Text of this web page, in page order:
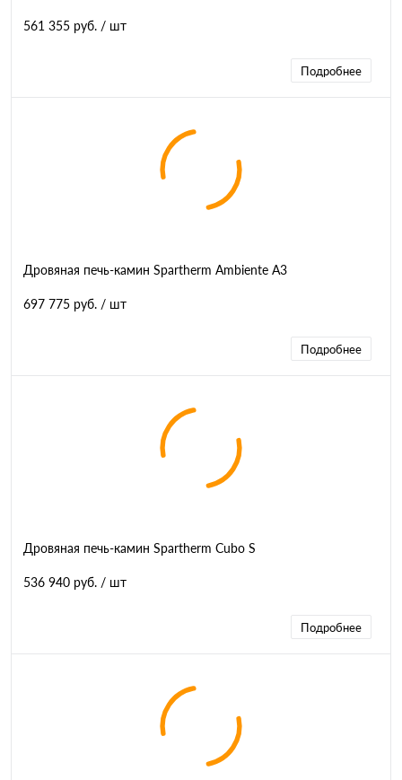
561 355 руб. / шт
Подробнее
Дровяная печь-камин Spartherm Ambiente A3
697 775 руб. / шт
Подробнее
Дровяная печь-камин Spartherm Cubo S
536 940 руб. / шт
Подробнее